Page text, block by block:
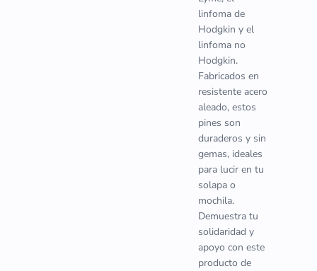
linfoma de
Hodgkin y el
linfoma no
Hodgkin.
Fabricados en
resistente acero
aleado, estos
pines son
duraderos y sin
gemas, ideales
para lucir en tu
solapa o
mochila.
Demuestra tu
solidaridad y
apoyo con este
producto de